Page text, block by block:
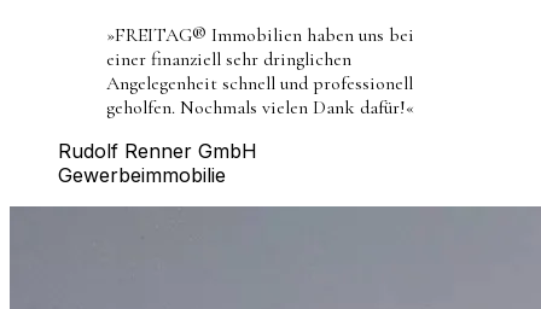
»FREITAG® Immobilien haben uns bei
einer finanziell sehr dringlichen
Angelegenheit schnell und professionell
geholfen. Nochmals vielen Dank dafür!«
Rudolf Renner GmbH
Gewerbeimmobilie